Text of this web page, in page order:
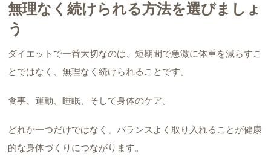
無理なく続けられる方法を選びましょ
う
ダイエットで一番大切なのは、短期間で急激に体重を減らすこ
とではなく、無理なく続けられることです。
食事、運動、睡眠、そして身体のケア。
どれか一つだけではなく、バランスよく取り入れることが健康
的な身体づくりにつながります。